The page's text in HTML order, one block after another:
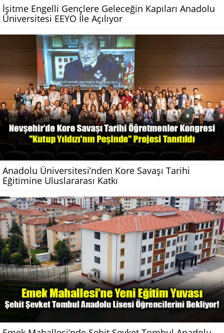
İşitme Engelli Gençlere Geleceğin Kapıları Anadolu
Üniversitesi EEYO İle Açılıyor
Anadolu Üniversitesi’nden Kore Savaşı Tarihi
Eğitimine Uluslararası Katkı